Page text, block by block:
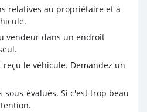
relatives au propriétaire et à
vendeur dans un endroit
reçu le véhicule. Demandez un
évalués. Si c'est trop beau